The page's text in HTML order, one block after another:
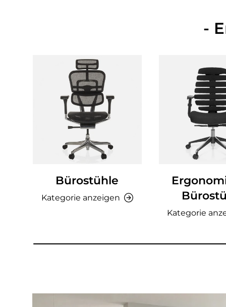
-
Bürostühle
Kategorie anzeigen
Kategorie